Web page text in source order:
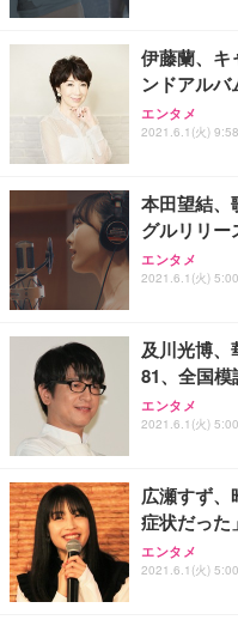
伊藤蘭、キ
ンドアルバ
エンタメ
2021.6.1(火) 9:58
本田望結、
グルリリー
エンタメ
2021.6.1(火) 5:00
及川光博、
81、全国模
エンタメ
2021.6.1(火) 5:00
広瀬すず
症状だった」
エンタメ
2021.6.1(火) 5:00